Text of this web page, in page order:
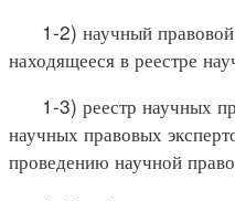
1-2) научный правовой
находящееся в реестре
1-3) реестр научных
научных правовых
проведению научной